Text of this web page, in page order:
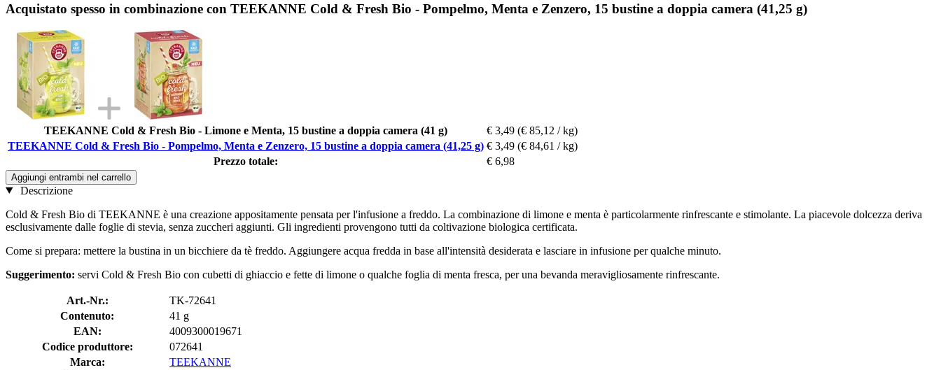
Acquistato spesso in combinazione con TEEKANNE Cold & Fresh Bio - Pompelmo, Menta e Zenzero, 15 bustine a doppia camera (41,25 g)
TEEKANNE Cold & Fresh Bio - Limone e Menta, 15 bustine a doppia camera (41 g) € 3,49 (€ 85,12 / kg)
TEEKANNE Cold & Fresh Bio - Pompelmo, Menta e Zenzero, 15 bustine a doppia camera (41,25 g) € 3,49 (€ 84,61 / kg)
Prezzo totale:
€ 6,98
Aggiungi entrambi nel carrello
Descrizione
Cold & Fresh Bio di TEEKANNE è una creazione appositamente pensata per l'infusione a freddo. La combinazione di limone e menta è particolarmente rinfrescante e stimolante. La piacevole dolcezza deriva
esclusivamente dalle foglie di stevia, senza zuccheri aggiunti. Gli ingredienti provengono tutti da coltivazione biologica certificata.
Come si prepara: mettere la bustina in un bicchiere da tè freddo. Aggiungere acqua fredda in base all'intensità desiderata e lasciare in infusione per qualche minuto.
Suggerimento: servi Cold & Fresh Bio con cubetti di ghiaccio e fette di limone o qualche foglia di menta fresca, per una bevanda meravigliosamente rinfrescante.
Art.-Nr.:
TK-72641
Contenuto:
41 g
EAN:
4009300019671
Codice produttore:
072641
Marca:
TEEKANNE